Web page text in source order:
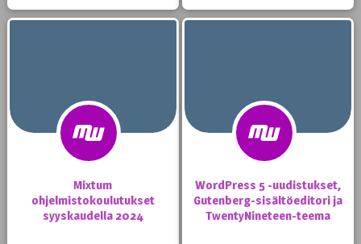
Mixtum
ohjelmistokoulutukset
syyskaudella 2024
WordPress 5 -uudistukset,
Gutenberg-sisältöeditori ja
TwentyNineteen-teema